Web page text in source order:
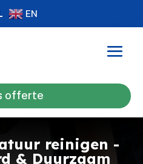
EN
offerte
reinigen -
& Duurzaam